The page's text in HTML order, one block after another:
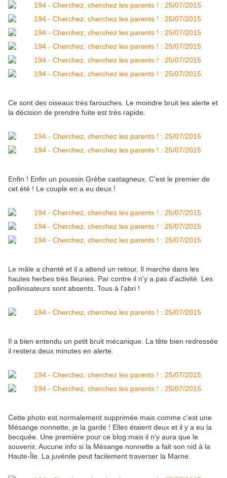
Ce sont des oiseaux très farouches. Le moindre bruit les alerte et
la décision de prendre fuite est très rapide.
Enfin ! Enfin un poussin Grèbe castagneux. C'est le premier de
cet été ! Le couple en a eu deux !
Le mâle a chanté et il a attend un retour. Il marche dans les
hautes herbes très fleuries. Par contre il n'y a pas d'activité. Les
pollinisateurs sont absents. Tous à l'abri !
Il a bien entendu un petit bruit mécanique. La tête bien redressée
il restera deux minutes en alerte.
Cette photo est normalement supprimée mais comme c'est une
Mésange nonnette, je la garde ! Elles étaient deux et il y a eu la
becquée. Une première pour ce blog mais il n'y aura que le
souvenir. Aucune info si la Mésange nonnette a fait son nid à la
Haute-Île. La juvénile peut facilement traverser la Marne.